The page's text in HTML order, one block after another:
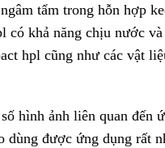
tẩm trong hỗn hợp
có khả năng chịu nước và
hpl cũng như các vật
hình ảnh liên quan đến
được ứng dụng rất